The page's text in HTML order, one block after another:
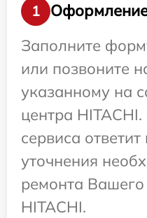
1
Заполните
или позвоните
указанному на
центра
сервиса
уточнения
ремонта Вашего
HITACHI.